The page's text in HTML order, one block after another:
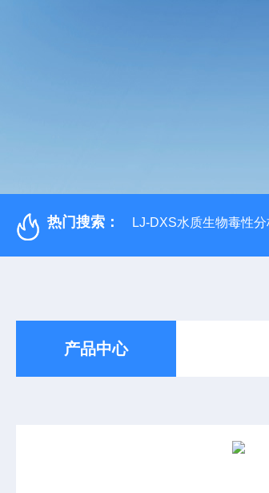
热门搜索： LJ-DXS水质生物毒性分
产品中心